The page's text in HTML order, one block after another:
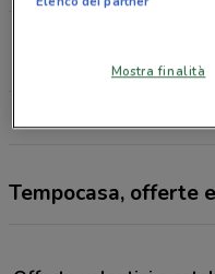
5.9 km
Tempocasa, offerte
Mostra finalità